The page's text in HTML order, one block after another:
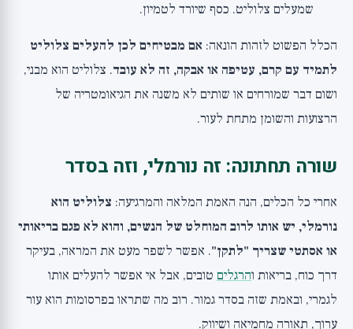
שמעלים צלוליט. כסף שיורד לטמיון.
הכלל הפשוט לזהות הונאה: אם מבטיחים לכן להעלים צלוליט
לתמיד עם קרם, עטיפה או אבקה, זה לא עובד. צלוליט הוא מבני,
ושום דבר שמורחים או שותים לא משנה את הגיאומטריה של
הרצועות והשומן מתחת לעור.
שורה תחתונה: זה נורמלי, וזה בסדר
אחרי כל הכלים, הנה האמת המלאה והמרגיעה: צלוליט הוא
נורמלי, יש אותו לרוב המוחלט של הנשים, והוא לא פגם בריאותי
או אסתטי שצריך "לתקן". אפשר לשפר מעט את המראה, בעיקר
דרך כוח, בריאות והרגלים טובים, אבל אי אפשר להעלים אותו
לגמרי, ובאמת שזה בסדר גמור. רוב מה שתראו בפרסומות הוא עור
ערוך, תאורה מחמיאה ושיווק.